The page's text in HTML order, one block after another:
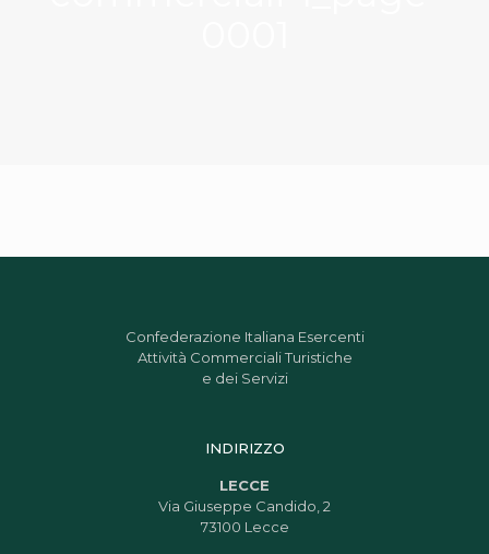
Confederazione Italiana Esercenti
Attività Commerciali Turistiche
e dei Servizi
INDIRIZZO
LECCE
Via Giuseppe Candido, 2
73100 Lecce